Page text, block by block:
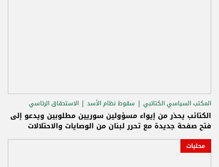
المكتب السياسي الكتائبي سقوط نظام الأسد الاستحقاق الرئاسي
الكتائب يحذر من إيواء مسؤولين سوريين مطلوبين ويدعو إلى
فتح صفحة جديدة مع تحرر لبنان من الوصايات والاحتلالات
محليات